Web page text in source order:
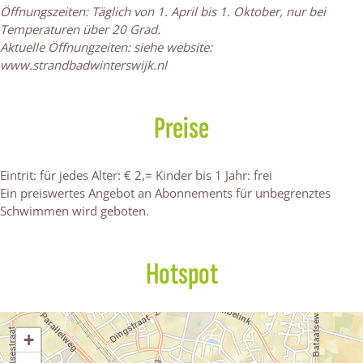
a
d
b
a
d
dm
b
a
d
m
m
b
a
u
r
s
c
b
a
d
Öffnungszeiten: Täglich von 1. April bis 1. Oktober, nur bei
Temperaturen über 20 Grad.
Aktuelle Öffnungzeiten: siehe website:
www.strandbadwinterswijk.nl
Preise
Eintrit: für jedes Alter: € 2,= Kinder bis 1 Jahr: frei
Ein preiswertes Angebot an Abonnements für unbegrenztes
Schwimmen wird geboten.
Hotspot
+